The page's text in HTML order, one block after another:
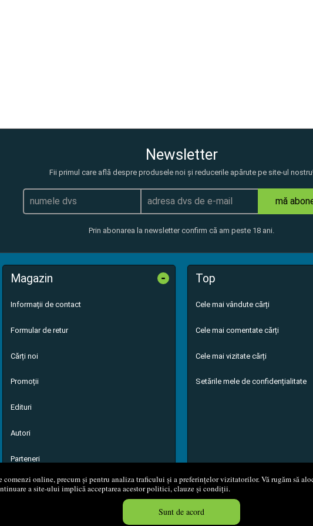
comenzi online, precum și pentru analiza traficului și a preferințelor vizitatorilor. Vă rugăm să
a site-ului implică acceptarea acestor politici, clauze și condiții.
Sunt de acord
Newsletter
Fii primul care află despre produsele noi și reducerile apărute pe site-ul nostru!
mă
Prin abonarea la newsletter confirm că am peste 18 ani.
Magazin -
Informații de contact
Formular de retur
Cărți noi
Promoții
Edituri
Autori
Parteneri
Top
Cele mai vândute cărți
Cele mai comentate cărți
Cele mai vizitate cărți
Setările mele de confidențialitate
© 2008 - 2026 S.C. M.G. Net Distribution S.R.L. Magazin online
Created in 0.0507 sec